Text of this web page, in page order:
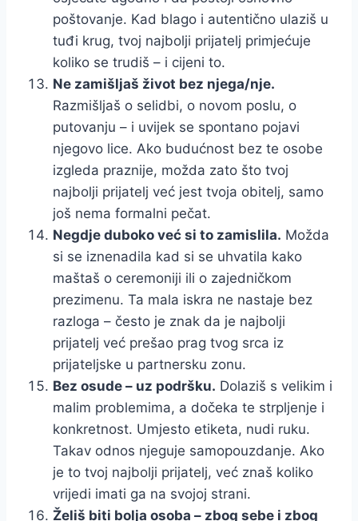
poštovanje. Kad blago i autentično ulaziš u
tuđi krug, tvoj najbolji prijatelj primjećuje
koliko se trudiš – i cijeni to.
Ne zamišljaš život bez njega/nje.
Razmišljaš o selidbi, o novom poslu, o
putovanju – i uvijek se spontano pojavi
njegovo lice. Ako budućnost bez te osobe
izgleda praznije, možda zato što tvoj
najbolji prijatelj već jest tvoja obitelj, samo
još nema formalni pečat.
Negdje duboko već si to zamislila. Možda
si se iznenadila kad si se uhvatila kako
maštaš o ceremoniji ili o zajedničkom
prezimenu. Ta mala iskra ne nastaje bez
razloga – često je znak da je najbolji
prijatelj već prešao prag tvog srca iz
prijateljske u partnersku zonu.
Bez osude – uz podršku. Dolaziš s velikim i
malim problemima, a dočeka te strpljenje i
konkretnost. Umjesto etiketa, nudi ruku.
Takav odnos njeguje samopouzdanje. Ako
je to tvoj najbolji prijatelj, već znaš koliko
vrijedi imati ga na svojoj strani.
Želiš biti bolja osoba – zbog sebe i zbog